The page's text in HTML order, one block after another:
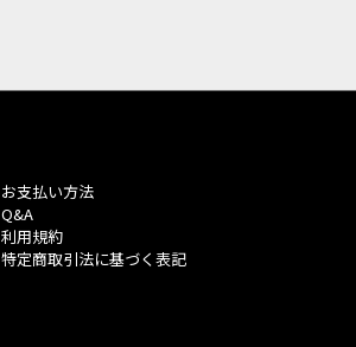
お支払い方法
Q&A
利用規約
特定商取引法に基づく表記